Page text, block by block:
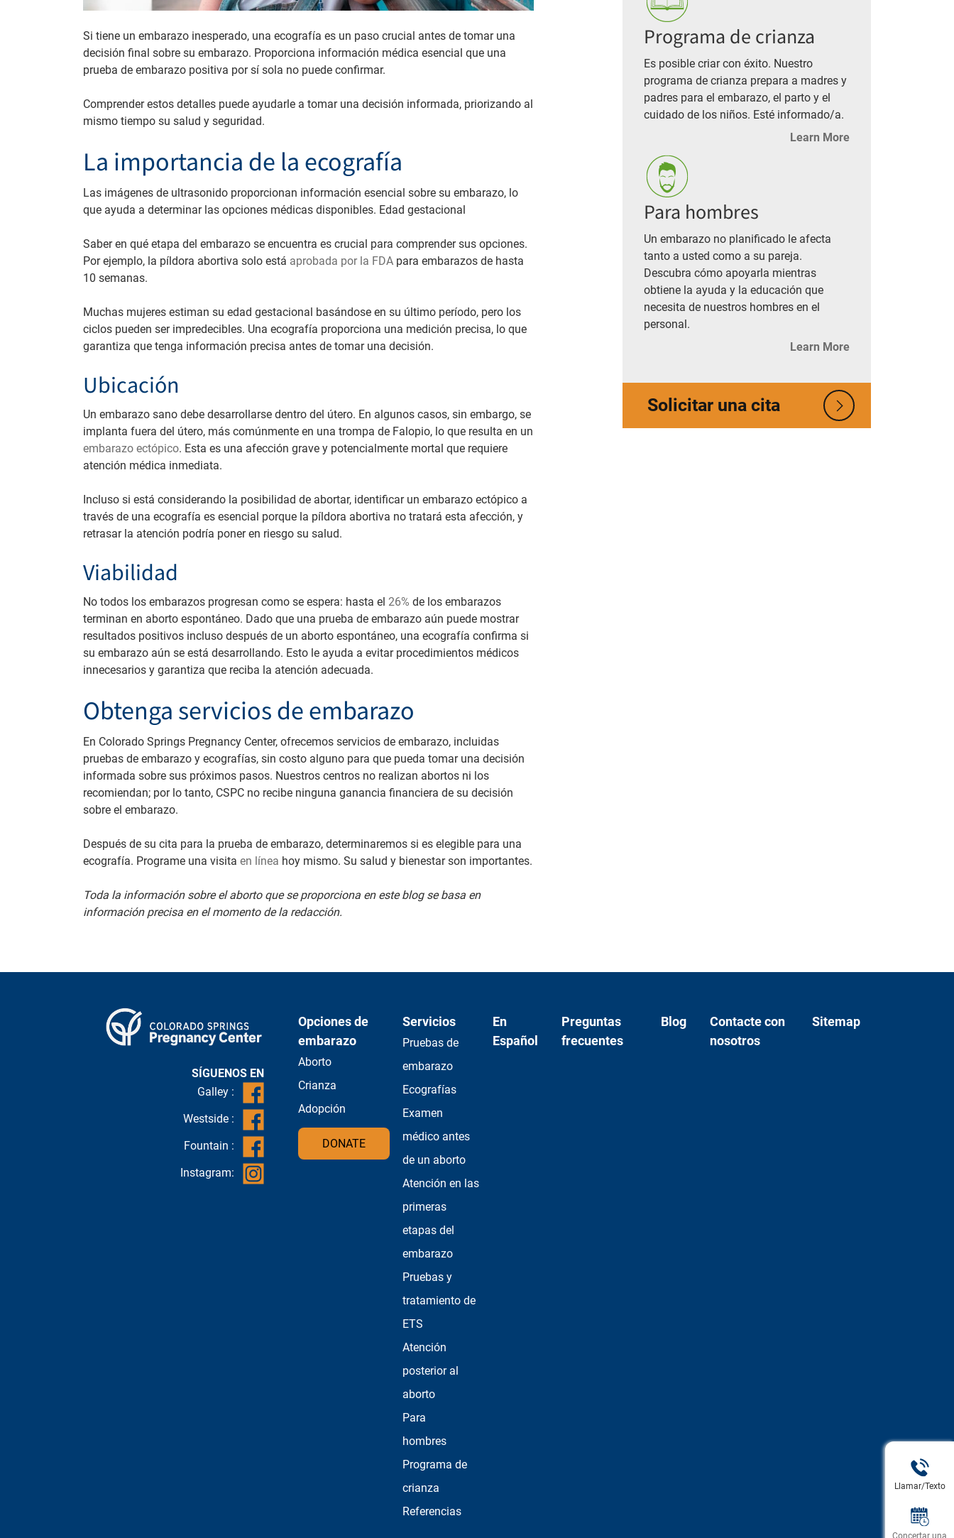
Si tiene un embarazo inesperado, una ecografía es un paso crucial antes de tomar una
decisión final sobre su embarazo. Proporciona información médica esencial que una
prueba de embarazo positiva por sí sola no puede confirmar.
Comprender estos detalles puede ayudarle a tomar una decisión informada, priorizando al
mismo tiempo su salud y seguridad.
La importancia de la ecografía
Las imágenes de ultrasonido proporcionan información esencial sobre su embarazo, lo
que ayuda a determinar las opciones médicas disponibles. Edad gestacional
Saber en qué etapa del embarazo se encuentra es crucial para comprender sus opciones.
Por ejemplo, la píldora abortiva solo está aprobada por la FDA para embarazos de hasta
10 semanas.
Muchas mujeres estiman su edad gestacional basándose en su último período, pero los
ciclos pueden ser impredecibles. Una ecografía proporciona una medición precisa, lo que
garantiza que tenga información precisa antes de tomar una decisión.
Ubicación
Un embarazo sano debe desarrollarse dentro del útero. En algunos casos, sin embargo, se
implanta fuera del útero, más comúnmente en una trompa de Falopio, lo que resulta en un
embarazo ectópico. Esta es una afección grave y potencialmente mortal que requiere
atención médica inmediata.
Incluso si está considerando la posibilidad de abortar, identificar un embarazo ectópico a
través de una ecografía es esencial porque la píldora abortiva no tratará esta afección, y
retrasar la atención podría poner en riesgo su salud.
Viabilidad
No todos los embarazos progresan como se espera: hasta el 26% de los embarazos
terminan en aborto espontáneo. Dado que una prueba de embarazo aún puede mostrar
resultados positivos incluso después de un aborto espontáneo, una ecografía confirma si
su embarazo aún se está desarrollando. Esto le ayuda a evitar procedimientos médicos
innecesarios y garantiza que reciba la atención adecuada.
Obtenga servicios de embarazo
En Colorado Springs Pregnancy Center, ofrecemos servicios de embarazo, incluidas
pruebas de embarazo y ecografías, sin costo alguno para que pueda tomar una decisión
informada sobre sus próximos pasos. Nuestros centros no realizan abortos ni los
recomiendan; por lo tanto, CSPC no recibe ninguna ganancia financiera de su decisión
sobre el embarazo.
Después de su cita para la prueba de embarazo, determinaremos si es elegible para una
ecografía. Programe una visita en línea hoy mismo. Su salud y bienestar son importantes.
Toda la información sobre el aborto que se proporciona en este blog se basa en
información precisa en el momento de la redacción.
Programa de crianza
Es posible criar con éxito. Nuestro
programa de crianza prepara a madres y
padres para el embarazo, el parto y el
cuidado de los niños. Esté informado/a.
Learn More
Para hombres
Un embarazo no planificado le afecta
tanto a usted como a su pareja.
Descubra cómo apoyarla mientras
obtiene la ayuda y la educación que
necesita de nuestros hombres en el
personal.
Learn More
Solicitar una cita
SÍGUENOS EN
Galley :
Westside :
Fountain :
Instagram:
Opciones de
embarazo
Aborto
Crianza
Adopción
DONATE
Servicios
Pruebas de
embarazo
Ecografías
Examen
médico antes
de un aborto
Atención en las
primeras
etapas del
embarazo
Pruebas y
tratamiento de
ETS
Atención
posterior al
aborto
Para
hombres
Programa de
crianza
Referencias
En
Español
Preguntas
frecuentes
Blog
Contacte con
nosotros
Sitemap
Llamar/Texto
Concertar una